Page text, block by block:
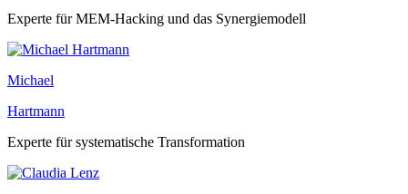
Experte für MEM-Hacking und das Synergiemodell
Michael
Hartmann
Experte für systematische Transformation